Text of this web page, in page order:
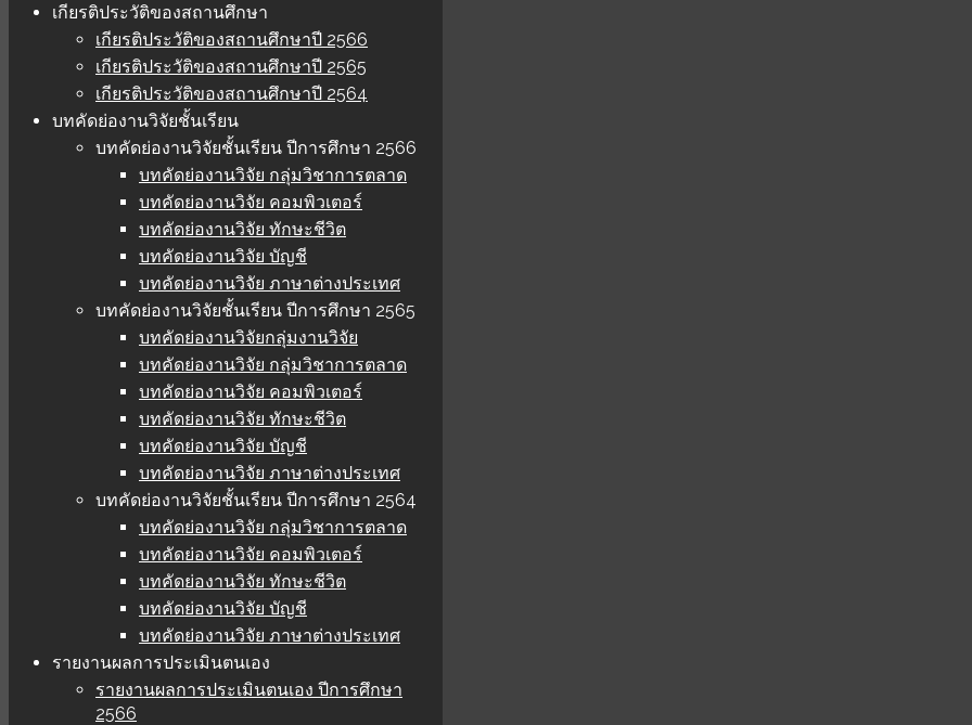
เกียรติประวัติของสถานศึกษา
เกียรติประวัติของสถานศึกษาปี 2566
เกียรติประวัติของสถานศึกษาปี 2565
เกียรติประวัติของสถานศึกษาปี 2564
บทคัดย่องานวิจัยชั้นเรียน
บทคัดย่องานวิจัยชั้นเรียน ปีการศึกษา 2566
บทคัดย่องานวิจัย กลุ่มวิชาการตลาด
บทคัดย่องานวิจัย คอมพิวเตอร์
บทคัดย่องานวิจัย ทักษะชีวิต
บทคัดย่องานวิจัย บัญชี
บทคัดย่องานวิจัย ภาษาต่างประเทศ
บทคัดย่องานวิจัยชั้นเรียน ปีการศึกษา 2565
บทคัดย่องานวิจัยกลุ่มงานวิจัย
บทคัดย่องานวิจัย กลุ่มวิชาการตลาด
บทคัดย่องานวิจัย คอมพิวเตอร์
บทคัดย่องานวิจัย ทักษะชีวิต
บทคัดย่องานวิจัย บัญชี
บทคัดย่องานวิจัย ภาษาต่างประเทศ
บทคัดย่องานวิจัยชั้นเรียน ปีการศึกษา 2564
บทคัดย่องานวิจัย กลุ่มวิชาการตลาด
บทคัดย่องานวิจัย คอมพิวเตอร์
บทคัดย่องานวิจัย ทักษะชีวิต
บทคัดย่องานวิจัย บัญชี
บทคัดย่องานวิจัย ภาษาต่างประเทศ
รายงานผลการประเมินตนเอง
รายงานผลการประเมินตนเอง ปีการศึกษา
2566